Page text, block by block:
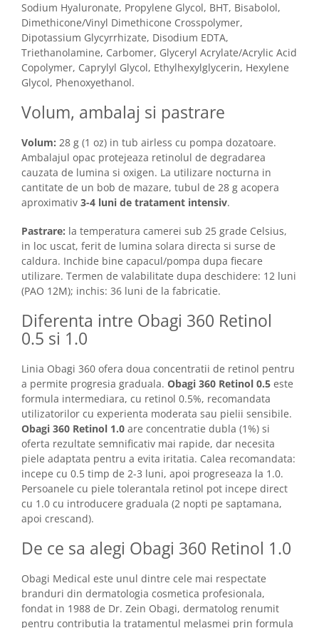
Sodium Hyaluronate, Propylene Glycol, BHT, Bisabolol,
Dimethicone/Vinyl Dimethicone Crosspolymer,
Dipotassium Glycyrrhizate, Disodium EDTA,
Triethanolamine, Carbomer, Glyceryl Acrylate/Acrylic Acid
Copolymer, Caprylyl Glycol, Ethylhexylglycerin, Hexylene
Glycol, Phenoxyethanol.
Volum, ambalaj si pastrare
Volum: 28 g (1 oz) in tub airless cu pompa dozatoare.
Ambalajul opac protejeaza retinolul de degradarea
cauzata de lumina si oxigen. La utilizare nocturna in
cantitate de un bob de mazare, tubul de 28 g acopera
aproximativ 3-4 luni de tratament intensiv.
Pastrare: la temperatura camerei sub 25 grade Celsius,
in loc uscat, ferit de lumina solara directa si surse de
caldura. Inchide bine capacul/pompa dupa fiecare
utilizare. Termen de valabilitate dupa deschidere: 12 luni
(PAO 12M); inchis: 36 luni de la fabricatie.
Diferenta intre Obagi 360 Retinol
0.5 si 1.0
Linia Obagi 360 ofera doua concentratii de retinol pentru
a permite progresia graduala. Obagi 360 Retinol 0.5 este
formula intermediara, cu retinol 0.5%, recomandata
utilizatorilor cu experienta moderata sau pielii sensibile.
Obagi 360 Retinol 1.0 are concentratie dubla (1%) si
oferta rezultate semnificativ mai rapide, dar necesita
piele adaptata pentru a evita iritatia. Calea recomandata:
incepe cu 0.5 timp de 2-3 luni, apoi progreseaza la 1.0.
Persoanele cu piele tolerantala retinol pot incepe direct
cu 1.0 cu introducere graduala (2 nopti pe saptamana,
apoi crescand).
De ce sa alegi Obagi 360 Retinol 1.0
Obagi Medical este unul dintre cele mai respectate
branduri din dermatologia cosmetica profesionala,
fondat in 1988 de Dr. Zein Obagi, dermatolog renumit
pentru contributia la tratamentul melasmei prin formula